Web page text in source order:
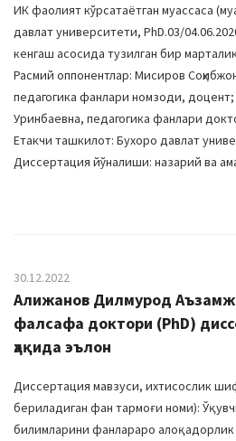
ИК фаолият кўрсатаётган муассаса
давлат университети, PhD.03/
кенгаш асосида тузилган бир
Расмий оппонентлар: Мисиров
педагогика фанлари номзоди,
Уринбаевна, педагогика фанлари
Етакчи ташкилот: Бухоро давлат
Диссертация йўналиши: назарий ва
30.12.2022
Алижанов Дилмурод
фалсафа доктори (PhD)
ҳақида эълон
Диссертация мавзуси, ихтисослик
бериладиган фан тармоғи номи):
билимларини фанлараро